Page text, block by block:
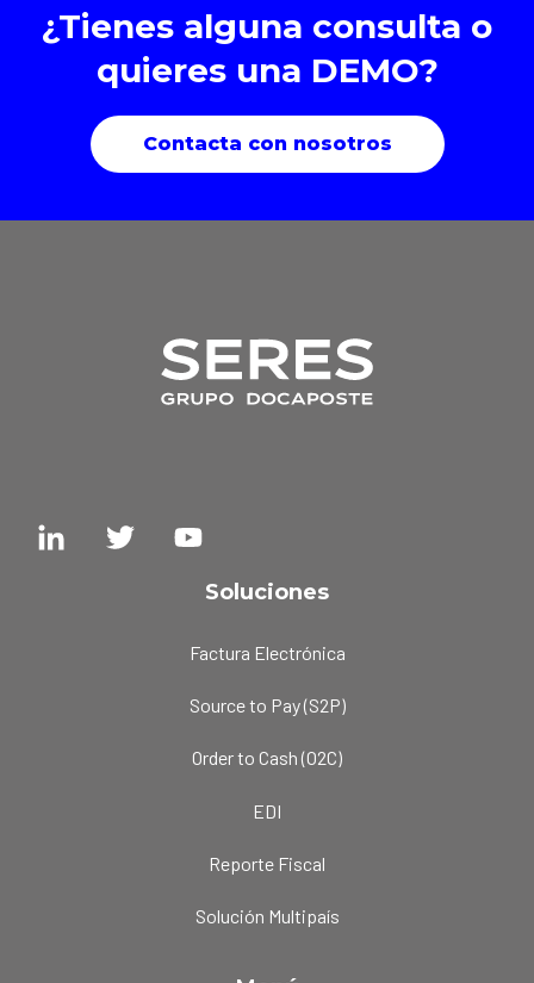
¿Tienes alguna consulta o
quieres una DEMO?
Contacta con nosotros
Soluciones
Factura Electrónica
Source to Pay (S2P)
Order to Cash (O2C)
EDI
Reporte Fiscal
Solución Multipaís